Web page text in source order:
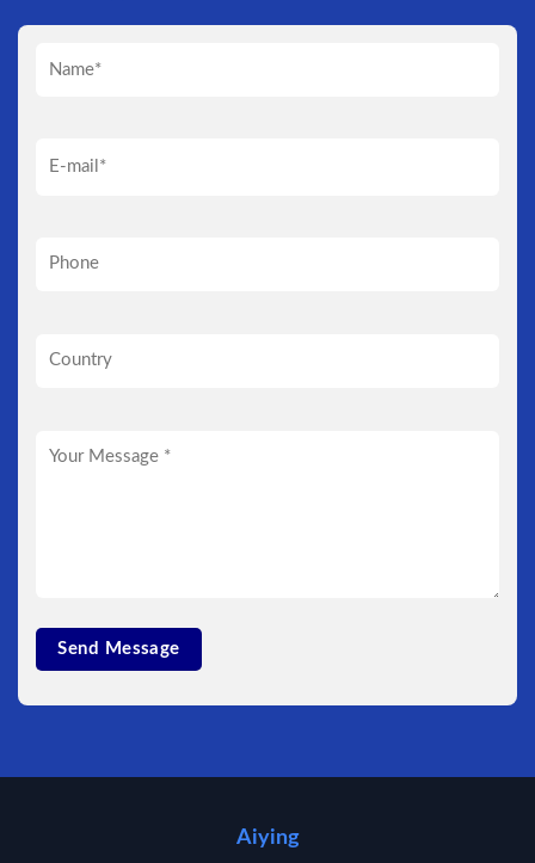
Aiying